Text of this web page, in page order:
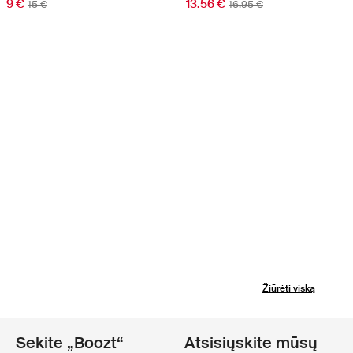
9 € 15 € 13.56 € 16.95 €
Žiūrėti viską
Sekite „Boozt“
Atsisiųskite mūsų